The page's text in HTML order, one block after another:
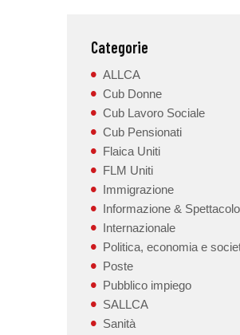
Categorie
ALLCA
Cub Donne
Cub Lavoro Sociale
Cub Pensionati
Flaica Uniti
FLM Uniti
Immigrazione
Informazione & Spettacolo
Internazionale
Politica, economia e
Poste
Pubblico impiego
SALLCA
Sanità